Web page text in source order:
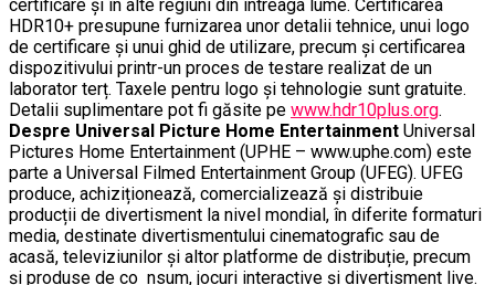
certificare și în alte regiuni din întreaga lume. Certificarea
HDR10+ presupune furnizarea unor detalii tehnice, unui logo
de certificare și unui ghid de utilizare, precum și certificarea
dispozitivului printr-un proces de testare realizat de un
laborator terț. Taxele pentru logo și tehnologie sunt gratuite.
Detalii suplimentare pot fi găsite pe www.hdr10plus.org.
Despre Universal Picture Home Entertainment Universal
Pictures Home Entertainment (UPHE – www.uphe.com) este
parte a Universal Filmed Entertainment Group (UFEG). UFEG
produce, achiziționează, comercializează și distribuie
producții de divertisment la nivel mondial, în diferite formaturi
media, destinate divertismentului cinematografic sau de
acasă, televiziunilor și altor platforme de distribuție, precum
și produse de co nsum, jocuri interactive și divertisment live.